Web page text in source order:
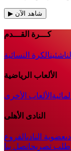
▶ شاهد الآن
كـــرة القـــدم
الكرة النسائية
الألعاب الرياضية
الألعاب الأخرى
النادى الأهلى
عضوية النادىالفروع
طلب تصريحاتصل بنا